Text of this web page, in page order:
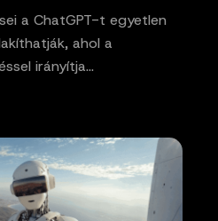
a ChatGPT-t egyetlen
ahol a
irányítja…